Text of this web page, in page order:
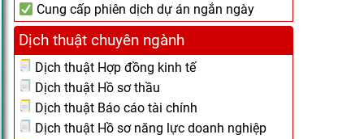
Cung cấp phiên dịch dự án ngắn ngày
Dịch thuật chuyên ngành
Dịch thuật Hợp đồng kinh tế
Dịch thuật Hồ sơ thầu
Dịch thuật Báo cáo tài chính
Dịch thuật Hồ sơ năng lực doanh nghiệp